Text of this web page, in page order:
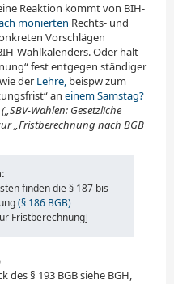
Reaktion kommt von BIH-
monierten Rechts- und
Vorschlägen
Wahlkalenders. Oder hält
fest entgegen ständiger
der Lehre, beispw zum
an einem Samstag?
(„SBV-Wahlen: Gesetzliche
„Fristberechnung nach BGB
finden die § 187 bis
(§ 186 BGB)
Fristberechnung]
des § 193 BGB siehe BGH,